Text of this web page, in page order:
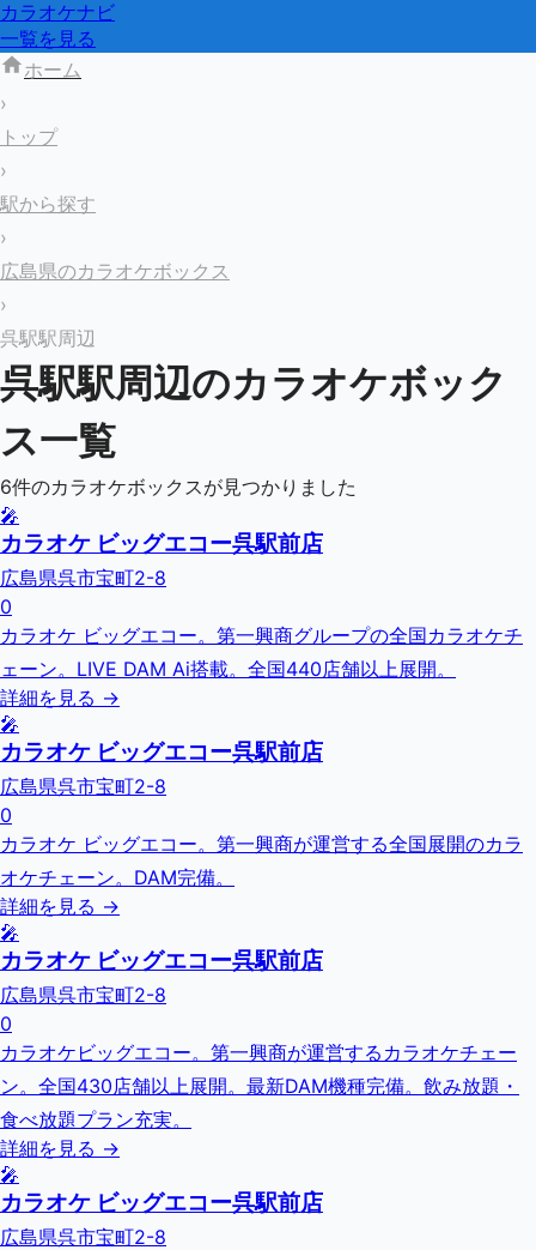
カラオケナビ
一覧を見る
ホーム
›
トップ
›
駅から探す
›
広島県のカラオケボックス
›
呉駅駅周辺
呉駅駅周辺のカラオケボック
ス一覧
6件のカラオケボックスが見つかりました
🎤
カラオケ ビッグエコー呉駅前店
広島県呉市宝町2-8
0
カラオケ ビッグエコー。第一興商グループの全国カラオケチ
ェーン。LIVE DAM Ai搭載。全国440店舗以上展開。
詳細を見る →
🎤
カラオケ ビッグエコー呉駅前店
広島県呉市宝町2-8
0
カラオケ ビッグエコー。第一興商が運営する全国展開のカラ
オケチェーン。DAM完備。
詳細を見る →
🎤
カラオケ ビッグエコー呉駅前店
広島県呉市宝町2-8
0
カラオケビッグエコー。第一興商が運営するカラオケチェー
ン。全国430店舗以上展開。最新DAM機種完備。飲み放題・
食べ放題プラン充実。
詳細を見る →
🎤
カラオケ ビッグエコー呉駅前店
広島県呉市宝町2-8